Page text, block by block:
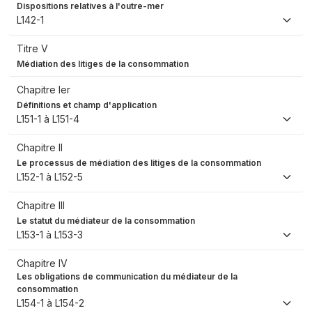
Dispositions relatives à l'outre-mer
L142-1
Titre V
Médiation des litiges de la consommation
Chapitre Ier
Définitions et champ d'application
L151-1 à L151-4
Chapitre II
Le processus de médiation des litiges de la consommation
L152-1 à L152-5
Chapitre III
Le statut du médiateur de la consommation
L153-1 à L153-3
Chapitre IV
Les obligations de communication du médiateur de la
consommation
L154-1 à L154-2